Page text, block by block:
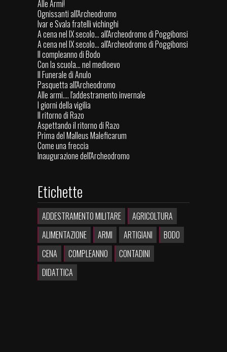
Alle Armi!
Ognissanti all'Archeodromo
Ivar e Svala fratelli vichinghi
A cena nel IX secolo... all'Archeodromo di Poggibonsi
A cena nel IX secolo... all'Archeodromo di Poggibonsi
Il compleanno di Bodo
Con la scuola… nel medioevo
Il Funerale di Anulo
Pasquetta all'Archeodromo
Alle armi.... l'addestramento invernale
I giorni della vigilia
Il ritorno di Razo
Aspettando il ritorno di Razo
Prima del Malleus Maleficarum
Come una freccia
Inaugurazione dell'Archeodromo
Etichette
ADDESTRAMENTO MILITARE
AGRICOLTURA
ALIMENTAZIONE
ARMI ARTIGIANI
BODO
CENA
COMPLEANNO
CONTADINI
DIDATTICA